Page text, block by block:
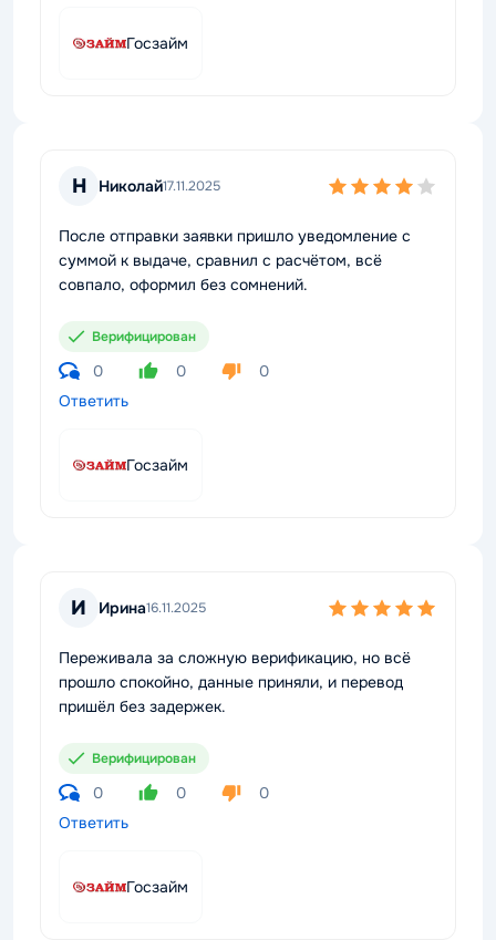
Госзайм
Н Николай17.11.2025
После отправки заявки пришло уведомление с
суммой к выдаче, сравнил с расчётом, всё
совпало, оформил без сомнений.
Верифицирован
0 0
0
Ответить
Госзайм
И Ирина16.11.2025
Переживала за сложную верификацию, но всё
прошло спокойно, данные приняли, и перевод
пришёл без задержек.
Верифицирован
0 0
0
Ответить
Госзайм